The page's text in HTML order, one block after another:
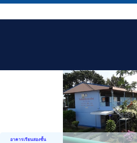
อาคารเรียนสองชั้น